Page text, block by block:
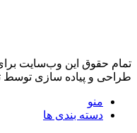
تمام حقوق اين وب‌سايت
طراحی و پیاده سازی توسط
منو
دسته بندی ها